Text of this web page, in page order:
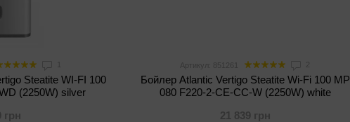
Steatite WI-FI 100
(2250W) silver
грн
Артикул: 851261
Бойлер Atlantic Vertigo Steatite Wi-Fi 100 MP
080 F220-2-CE-CC-W (2250W) white
21 839 грн